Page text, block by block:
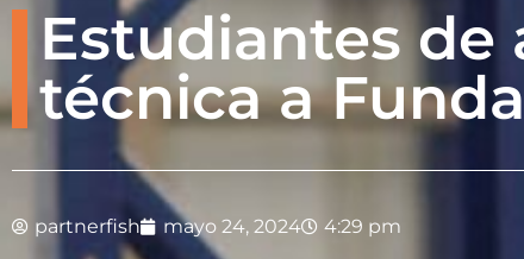
Estudiantes de
técnica a
partnerfish mayo 24, 2024 4:29 pm